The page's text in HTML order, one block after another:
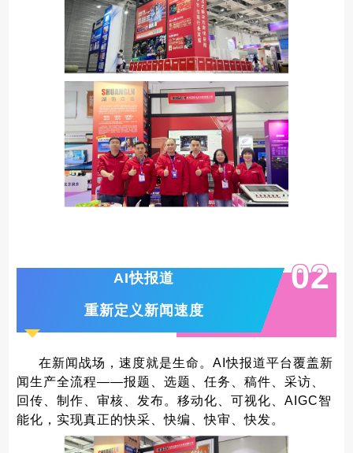
AI快报道
重新定义新闻速度
02
在新闻战场，速度就是生命。AI快报道平台覆盖新
闻生产全流程——报题、选题、任务、稿件、采访、
回传、制作、审核、发布。移动化、可视化、AIGC智
能化，实现真正的快采、快编、快审、快发。